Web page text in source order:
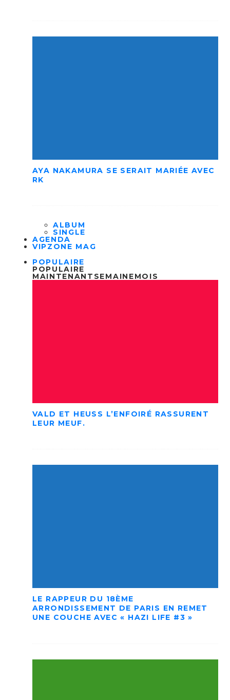
AYA NAKAMURA SE SERAIT MARIÉE AVEC
RK
ALBUM
SINGLE
AGENDA
VIPZONE MAG
POPULAIRE
POPULAIRE
MAINTENANT SEMAINEMOIS
VALD ET HEUSS L’ENFOIRÉ RASSURENT
LEUR MEUF.
LE RAPPEUR DU 18ÈME
ARRONDISSEMENT DE PARIS EN REMET
UNE COUCHE AVEC « HAZI LIFE #3 »